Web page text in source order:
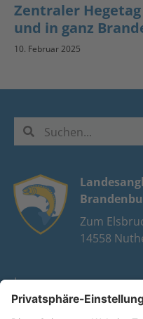
Zentraler
und in ganz
10. Februar 2025
Zum
14558
Impressum
Datenschutz